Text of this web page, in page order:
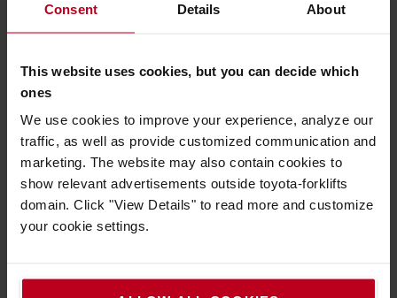
Consent Details About
This website uses cookies, but you can decide which
ones
We use cookies to improve your experience, analyze our
traffic, as well as provide customized communication and
marketing. The website may also contain cookies to
show relevant advertisements outside toyota-forklifts
domain. Click "View Details" to read more and customize
your cookie settings.
Comment les largeurs d'allée étroite peuvent
optimiser l'espace de stockage ?